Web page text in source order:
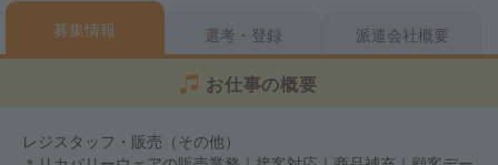
募集情報 選考・登録 派遣会社概要
お仕事の概要
レジスタッフ・販売（その他）